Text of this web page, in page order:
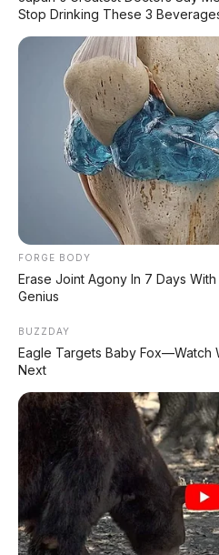
🕒 Dipublikasikan: 20 Mei 2026 |
📍 REVIEW UNIT
🔥 SUV CHINA GILA
REVIEW UNIT
senjata pamungkas
kendaraan pertama di
unit LiDAR solid-state.
Bukan cuma sensor
juga dibekali
dual chip
dengan kekuatan 2.560
dari Nvidia Thor-U!),
lengkap(steer-by-wire +
Stop Drinking These 3
FORGE BODY
Erase Joint Agony In 7 Days
Genius
BUZZDAY
Eagle Targets Baby Fox—Watch
Next